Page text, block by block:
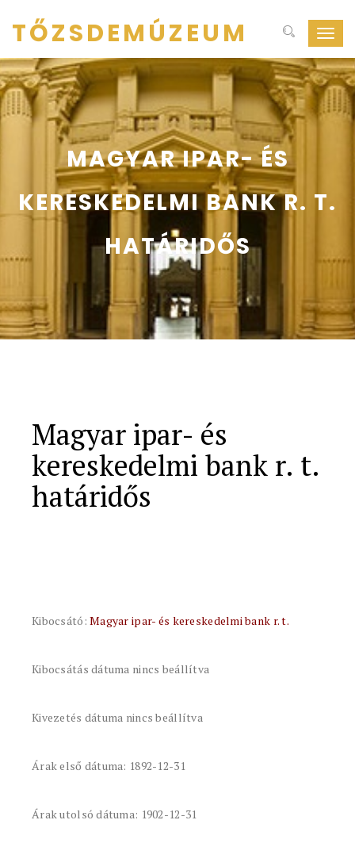
ki-
be
TŐZSDEMÚZEUM
MAGYAR IPAR- ÉS
KERESKEDELMI BANK R. T.
HATÁRIDŐS
Magyar ipar- és
kereskedelmi bank r. t.
határidős
Kibocsátó:Magyar ipar- és kereskedelmi bank r. t.
Kibocsátás dátuma nincs beállítva
Kivezetés dátuma nincs beállítva
Árak első dátuma: 1892-12-31
Árak utolsó dátuma: 1902-12-31